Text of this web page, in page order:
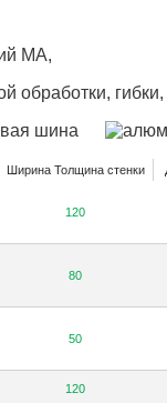
МА,
обработки,
Ширина Толщина стенки
120
80
50
120